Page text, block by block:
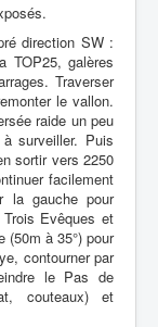
direction SW :
TOP25, galères
Traverser
le vallon.
raide un peu
surveiller. Puis
sortir vers 2250
facilement
la gauche pour
Evêques et
(50m à 35°) pour
contourner par
le Pas de
couteaux) et